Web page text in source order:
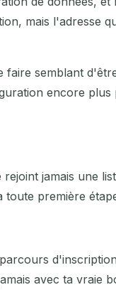
mais l'adresse
faire semblant
encore plus
jamais une
toute première
avec ta vraie